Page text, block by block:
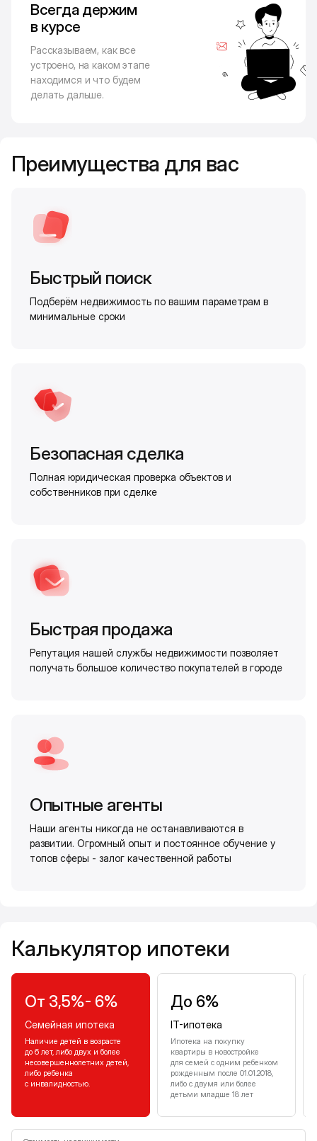
Всегда держим
в курсе
Рассказываем, как все
устроено, на каком этапе
находимся и что будем
делать дальше.
Преимущества для вас
Быстрый поиск
Подберём недвижимость по вашим параметрам в
минимальные сроки
Безопасная сделка
Полная юридическая проверка объектов и
собственников при сделке
Быстрая продажа
Репутация нашей службы недвижимости позволяет
получать большое количество покупателей в городе
Опытные агенты
Наши агенты никогда не останавливаются в
развитии. Огромный опыт и постоянное обучение у
топов сферы - залог качественной работы
Калькулятор ипотеки
От 3,5%- 6%
Семейная ипотека
Наличие детей в возрасте
до 6 лет, либо двух и более
несовершеннолетних детей,
либо ребенка
с инвалидностью.
До 6%
IT-ипотека
Ипотека на покупку
квартиры в новостройке
для семей с одним ребенком
рожденным после 01.01.2018,
либо с двумя или более
детьми младше 18 лет